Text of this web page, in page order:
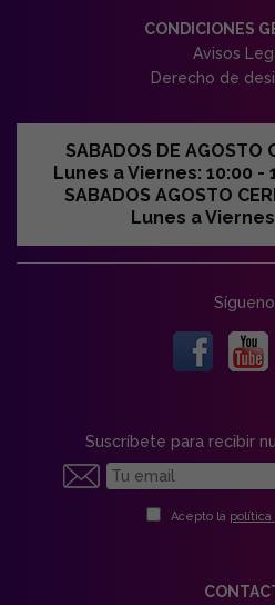
CONDICIONES
Avisos
Derecho de
SABADOS DE AGOSTO
Lunes a Viernes: 10:00 -
SABADOS AGOSTO
Lunes a
Suscríbete para recibir
Acepto la